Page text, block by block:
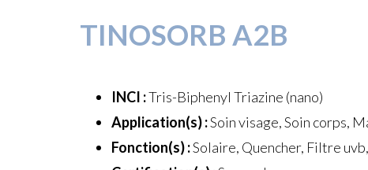
TINOSORB A2B
INCI :Tris-Biphenyl Triazine (nano)
Application(s) :Soin visage, Soin corps,
Fonction(s) :Solaire, Quencher, Filtre